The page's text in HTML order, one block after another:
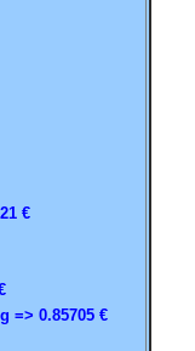
€
=> 0.85705 €